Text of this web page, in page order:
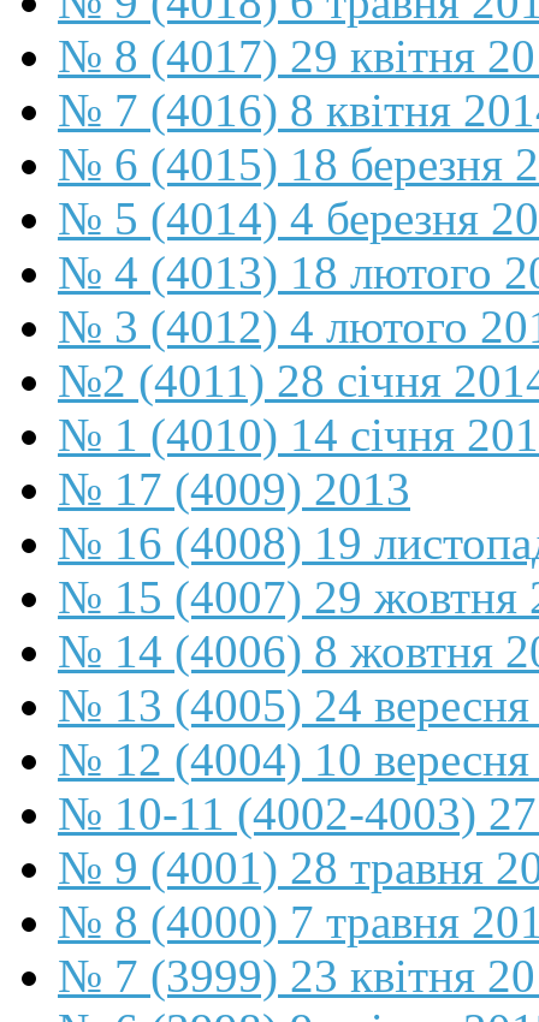
№ 8 (4017) 29 квітня
№ 7 (4016) 8 квітня
№ 6 (4015) 18 березня
№ 5 (4014) 4 березня
№ 4 (4013) 18 лютого
№ 3 (4012) 4 лютого
№2 (4011) 28 січня
№ 1 (4010) 14 січня
№ 17 (4009) 2013
№ 16 (4008) 19
№ 15 (4007) 29 жовтня
№ 14 (4006) 8 жовтня
№ 13 (4005) 24
№ 12 (4004) 10
№ 10-11 (4002-4003)
№ 9 (4001) 28 травня
№ 8 (4000) 7 травня
№ 7 (3999) 23 квітня